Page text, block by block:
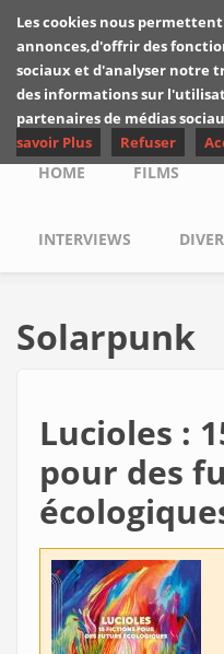
Skip to main content
Les
Main menu
HOME FILMS
INTERVIEWS
Solarpunk
Lucioles :
pour des
Les cookies nous
annonces,d'offrir des
sociaux et d'analyser notre
des informations sur
partenaires de médias
savoir Plus
Refuser